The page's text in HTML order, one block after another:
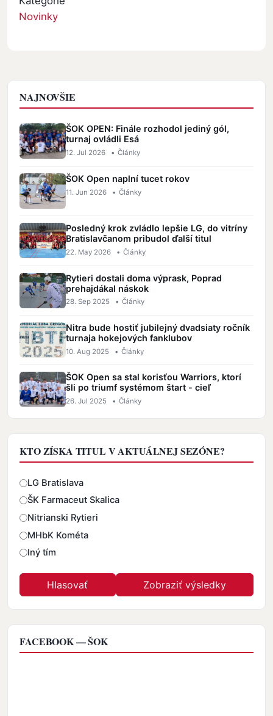
Novinky
NAJNOVŠIE
ŠOK OPEN: Finále rozhodol jediný gól,
turnaj ovládli Esá
12. Jul 2026 • Články
ŠOK Open naplní tucet rokov
11. Jun 2026 • Články
Posledný krok zvládlo lepšie LG, do vitríny
Bratislavčanom pribudol ďalší titul
22. May 2026 • Články
Rytieri dostali doma výprask, Poprad
prehajdákal náskok
28. Sep 2025 • Články
Nitra bude hostiť jubilejný dvadsiaty ročník
turnaja hokejových fanklubov
10. Aug 2025 • Články
ŠOK Open sa stal korisťou Warriors, ktorí
šli po triumf systémom štart - cieľ
26. Jul 2025 • Články
KTO ZÍSKA TITUL V AKTUÁLNEJ SEZÓNE?
Odpovede
LG Bratislava
ŠK Farmaceut Skalica
Nitrianski Rytieri
MHbK Kométa
Iný tím
FACEBOOK — ŠOK